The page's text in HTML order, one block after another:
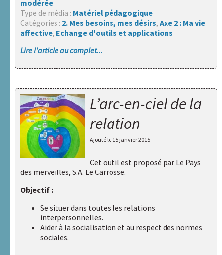
modérée
Type de média : Matériel pédagogique
Catégories : 2. Mes besoins, mes désirs, Axe 2 : Ma vie
affective, Echange d'outils et applications
Lire l'article au complet...
L’arc-en-ciel de la
relation
Ajouté le 15 janvier 2015
Cet outil est proposé par Le Pays
des merveilles, S.A. Le Carrosse.
Objectif :
Se situer dans toutes les relations
interpersonnelles.
Aider à la socialisation et au respect des normes
sociales.